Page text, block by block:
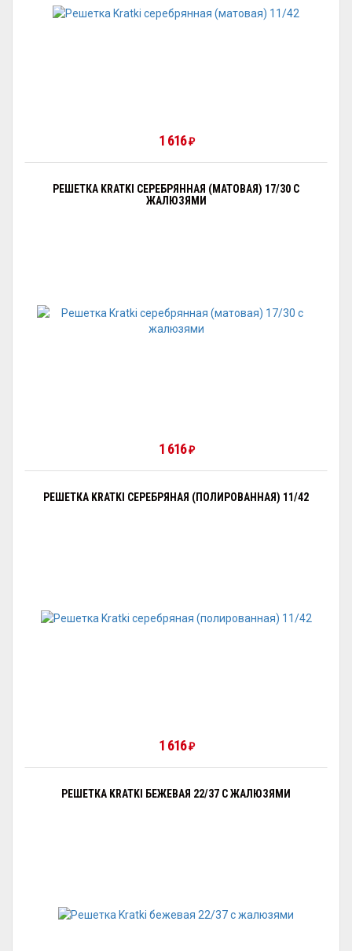
1 616₽
РЕШЕТКА KRATKI СЕРЕБРЯННАЯ (МАТОВАЯ) 17/30 С
ЖАЛЮЗЯМИ
1 616₽
РЕШЕТКА KRATKI СЕРЕБРЯНАЯ (ПОЛИРОВАННАЯ) 11/42
1 616₽
РЕШЕТКА KRATKI БЕЖЕВАЯ 22/37 С ЖАЛЮЗЯМИ